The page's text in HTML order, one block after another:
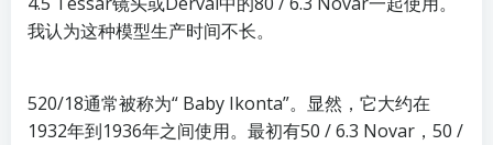
我认为这种模型生产时间不长。
520/18通常被称为“ Baby Ikonta”。显然，它大约在
1932年到1936年之间使用。最初有50 / 6.3 Novar，50 /